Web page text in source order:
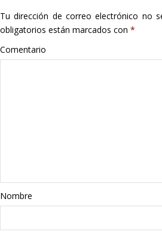
Hogar
Informática
Stanley
libros
Tu dirección de correo electrónico no
obligatorios están marcados con *
Comentario